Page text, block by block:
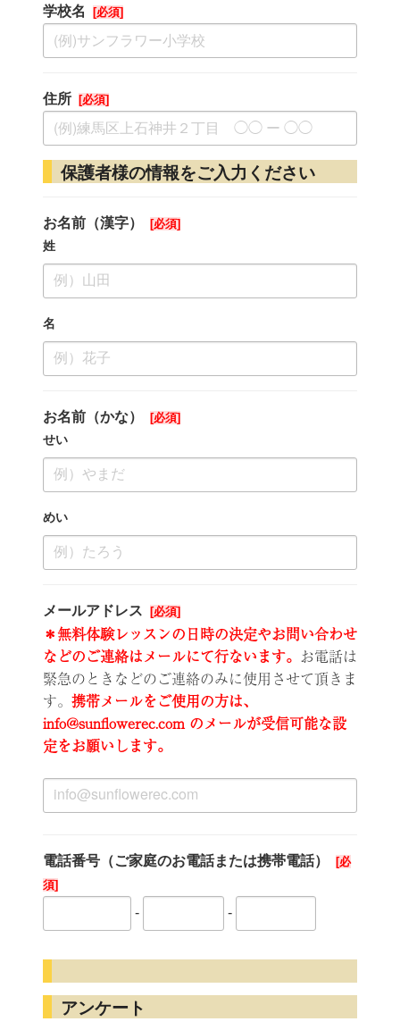
学校名
住所
保護者様の情報をご入力ください
お名前（漢字）
姓
名
お名前（かな）
せい
めい
メールアドレス
＊無料体験レッスンの日時の決定やお問い合わせ
などのご連絡はメールにて行ないます。 お電話は
緊急のときなどのご連絡のみに使用させて頂きま
す。 携帯メールをご使用の方は、
info@sunflowerec.com のメールが受信可能な設
定をお願いします。
電話番号（ご家庭のお電話または携帯電話）
- -
アンケート